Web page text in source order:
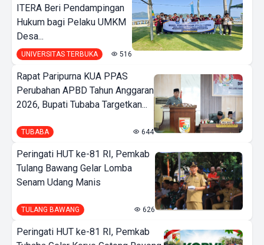
ITERA Beri Pendampingan
Hukum bagi Pelaku UMKM
Desa...
UNIVERSITAS TERBUKA 516
Rapat Paripurna KUA PPAS
Perubahan APBD Tahun Anggaran
2026, Bupati Tubaba Targetkan...
TUBABA 644
Peringati HUT ke-81 RI, Pemkab
Tulang Bawang Gelar Lomba
Senam Udang Manis
TULANG BAWANG 626
Peringati HUT ke-81 RI, Pemkab